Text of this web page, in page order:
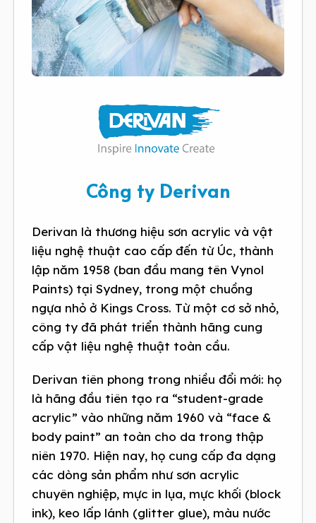
Công ty Derivan
Derivan là thương hiệu sơn acrylic và vật
liệu nghệ thuật cao cấp đến từ Úc, thành
lập năm 1958 (ban đầu mang tên Vynol
Paints) tại Sydney, trong một chuồng
ngựa nhỏ ở Kings Cross. Từ một cơ sở nhỏ,
công ty đã phát triển thành hãng cung
cấp vật liệu nghệ thuật toàn cầu.
Derivan tiên phong trong nhiều đổi mới: họ
là hãng đầu tiên tạo ra “student-grade
acrylic” vào những năm 1960 và “face &
body paint” an toàn cho da trong thập
niên 1970. Hiện nay, họ cung cấp đa dạng
các dòng sản phẩm như sơn acrylic
chuyên nghiệp, mực in lụa, mực khối (block
ink), keo lấp lánh (glitter glue), màu nước